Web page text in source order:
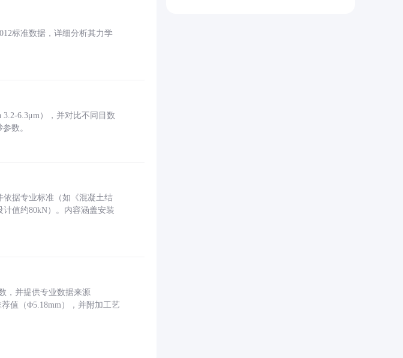
标准数据，详细分析其力学
6.3μm），并对比不同目数
数。
据专业标准（如《混凝土结
值约80kN）。内容涵盖安装
，并提供专业数据来源
值（Φ5.18mm），并附加工艺